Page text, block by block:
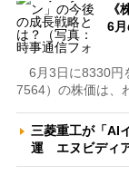
《
6
6月3日に8330円
7564）の株価は、
三菱重工が「AI
運 エヌビディ